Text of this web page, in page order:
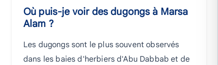
Où puis-je voir des dugongs à Marsa
Alam ?
Les dugongs sont le plus souvent observés
dans les baies d'herbiers d'Abu Dabbab et de